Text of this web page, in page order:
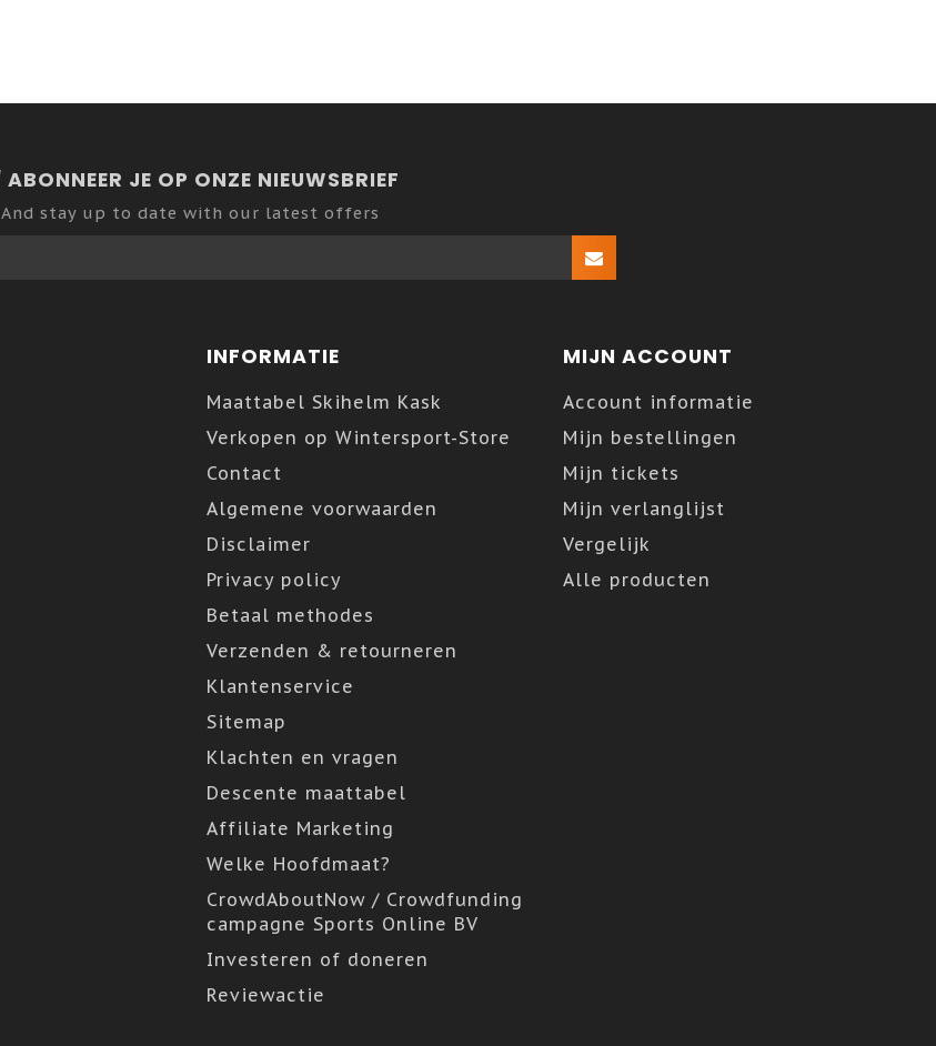
ABONNEER JE OP ONZE NIEUWSBRIEF
And stay up to date with our latest offers
INFORMATIE
Maattabel Skihelm Kask
Verkopen op Wintersport-Store
Contact
Algemene voorwaarden
Disclaimer
Privacy policy
Betaal methodes
Verzenden & retourneren
Klantenservice
Sitemap
Klachten en vragen
Descente maattabel
Affiliate Marketing
Welke Hoofdmaat?
CrowdAboutNow / Crowdfunding
campagne Sports Online BV
Investeren of doneren
Reviewactie
MIJN ACCOUNT
Account informatie
Mijn bestellingen
Mijn tickets
Mijn verlanglijst
Vergelijk
Alle producten